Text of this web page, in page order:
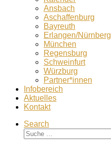
Ansbach
Aschaffenburg
Bayreuth
Erlangen/Nürnberg
München
Regensburg
Schweinfurt
Würzburg
Partner*innen
Infobereich
Aktuelles
Kontakt
Search
Suche